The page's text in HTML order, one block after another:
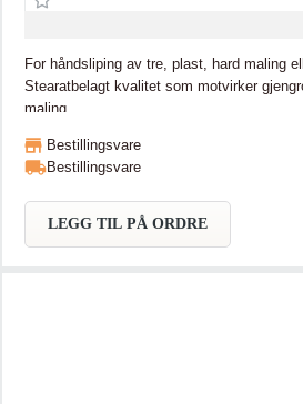
For håndsliping av tre, plast, hard maling
Stearatbelagt kvalitet som motvirker
maling.
Bestillingsvare
Bestillingsvare
LEGG TIL PÅ ORDRE